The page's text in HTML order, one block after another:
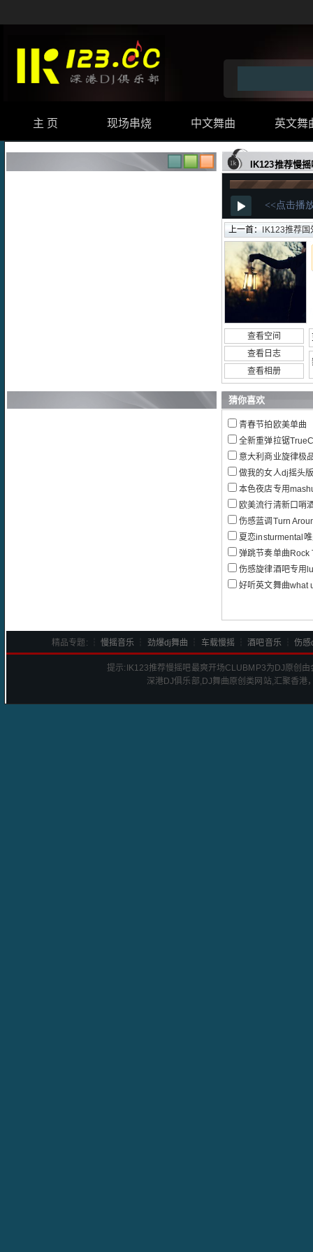
主 页 现场串烧 中文舞曲 英文舞
IK123推荐慢
上一首：IK123推荐国
查看空间
查看日志
查看相册
猜你喜欢
青春节拍欧美单曲
全新重弹拉锯
意大利商业旋律极
做我的女人dj摇头
本色夜店专用
欧美流行清新口哨酒
伤感蓝调Turn
夏恋insturmental
弹跳节奏单曲Rock
伤感旋律酒吧专用
好听英文舞曲what
精品专题: ┆ 慢摇音乐 劲爆dj舞曲 车载慢摇 ┆酒吧音乐┆伤感
提示: IK123推荐慢摇吧最爽开场CLUB MP3为DJ原创
深港DJ俱乐部,DJ舞曲原创类网站,汇聚香港